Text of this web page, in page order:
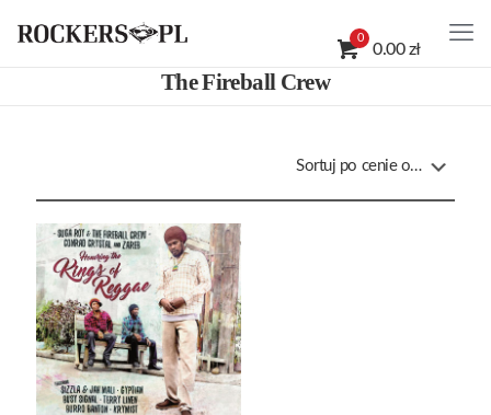
0
0.00 zł
The Fireball Crew